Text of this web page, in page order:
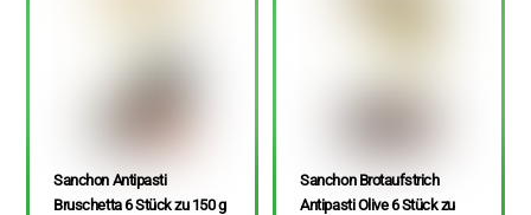
Sanchon Antipasti
Bruschetta 6 Stück zu 150 g
Sanchon Brotaufstrich
Antipasti Olive 6 Stück zu